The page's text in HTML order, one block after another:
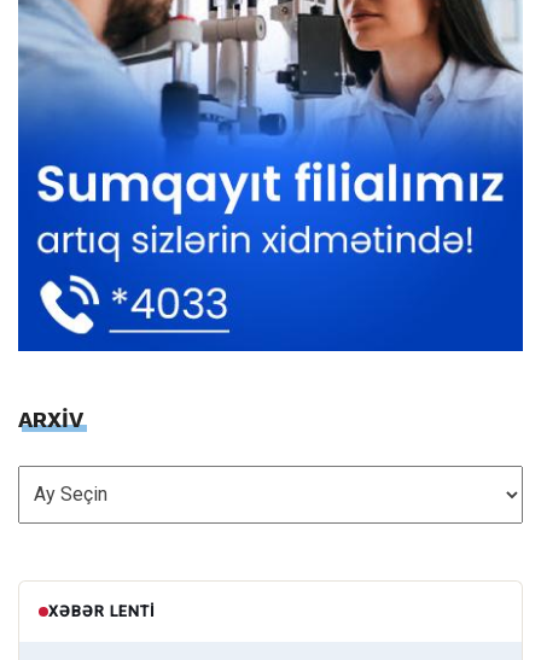
ARXİV
ARXİV
XƏBƏR LENTI